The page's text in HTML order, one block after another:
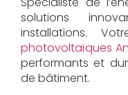
solutions
installations.
photovoltaïques
performants et
de bâtiment.